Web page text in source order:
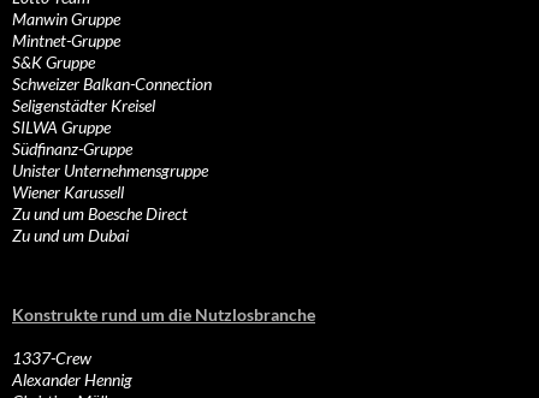
Manwin Gruppe
Mintnet-Gruppe
S&K Gruppe
Schweizer Balkan-Connection
Seligenstädter Kreisel
SILWA Gruppe
Südfinanz-Gruppe
Unister Unternehmensgruppe
Wiener Karussell
Zu und um Boesche Direct
Zu und um Dubai
Konstrukte rund um die Nutzlosbranche
1337-Crew
Alexander Hennig